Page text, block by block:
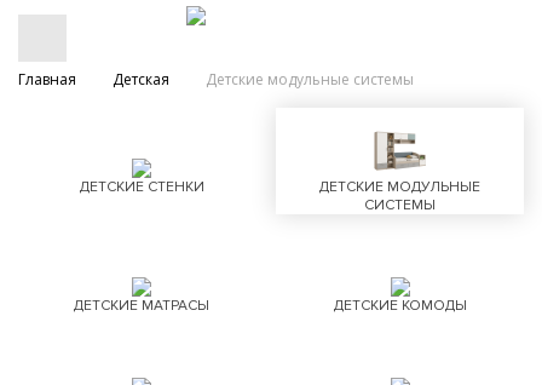
Главная Детская Детские модульные системы
ДЕТСКИЕ СТЕНКИ
ДЕТСКИЕ МОДУЛЬНЫЕ
СИСТЕМЫ
ДЕТСКИЕ МАТРАСЫ ДЕТСКИЕ КОМОДЫ